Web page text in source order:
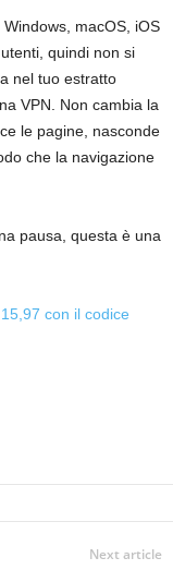
macOS, iOS
quindi non si
nel tuo estratto
VPN. Non cambia la
le pagine, nasconde
che la navigazione
pausa, questa è una
con il codice
Next article